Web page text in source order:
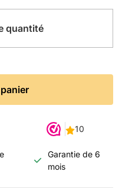
quantité
Garantie de 6
mois